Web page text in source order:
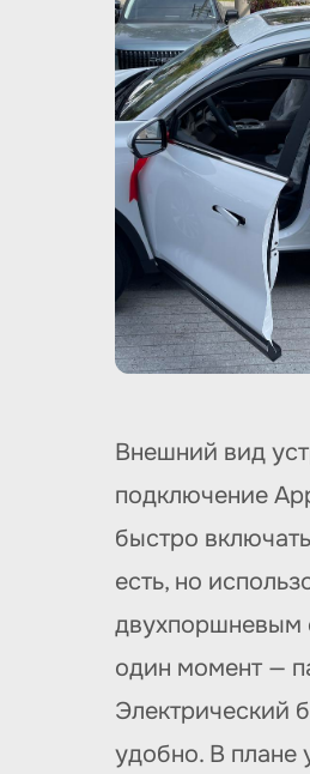
Внешний вид
подключение
быстро
есть, но
двухпоршневым
один момент —
Электрический
удобно. В плане